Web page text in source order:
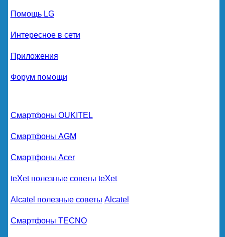
Помощь LG
Интересное в сети
Приложения
Форум помощи
Смартфоны OUKITEL
Смартфоны AGM
Смартфоны Acer
teXet полезные советы teXet
Alcatel полезные советы Alcatel
Смартфоны TECNO